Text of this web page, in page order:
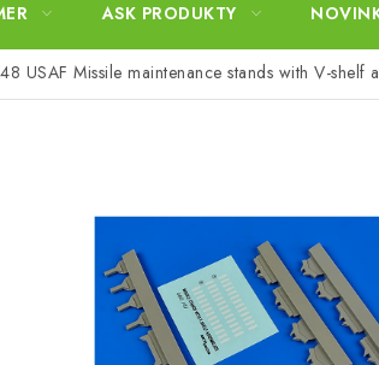
ASK PRODUKTY
USAF Missile maintenance stands with V-shelf